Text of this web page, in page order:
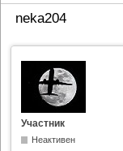
neka204
Участник
Неактивен